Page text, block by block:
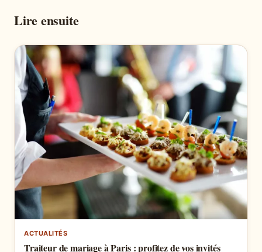
Lire ensuite
ACTUALITÉS
Traiteur de mariage à Paris : profitez de vos invités